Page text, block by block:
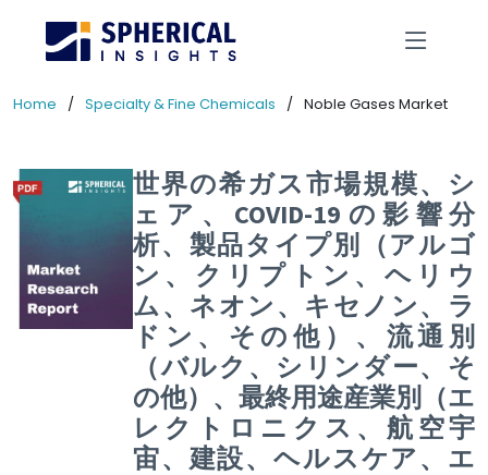
Home Specialty & Fine Chemicals Noble Gases Market
世界の希ガス市場規模、シ
ェア、COVID-19の影響分
析、製品タイプ別（アルゴ
ン、クリプトン、ヘリウ
ム、ネオン、キセノン、ラ
ドン、その他）、流通別
（バルク、シリンダー、そ
の他）、最終用途産業別（エ
レクトロニクス、航空宇
宙、建設、ヘルスケア、エ